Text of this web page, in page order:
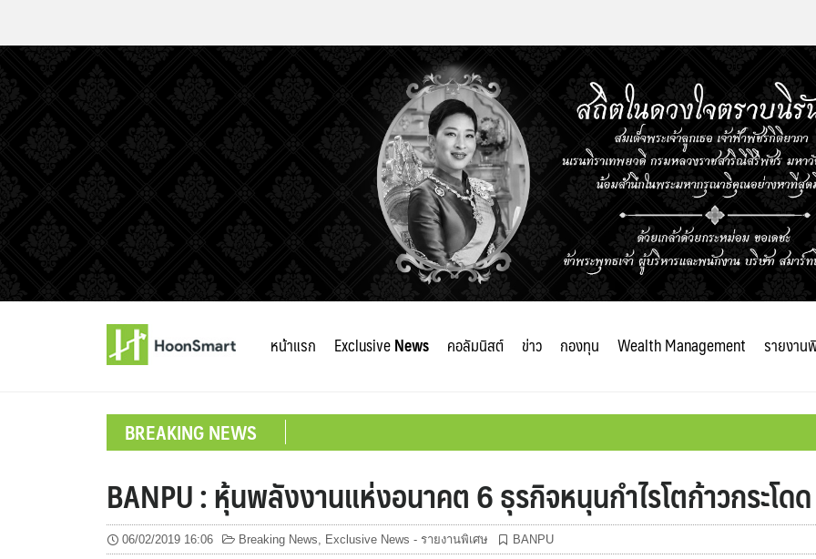
หน้าแรก ExclusiveNews คอลัมนิสต์ ข่าว กองทุน Wealth Management รายงาน
BREAKING NEWS
BANPU : หุ้นพลังงานแห่งอนาคต 6 ธุรกิจหนุนกำไรโตก้าวกระโดด
06/02/2019 16:06 Breaking News, Exclusive News - รายงานพิเศษ BANPU